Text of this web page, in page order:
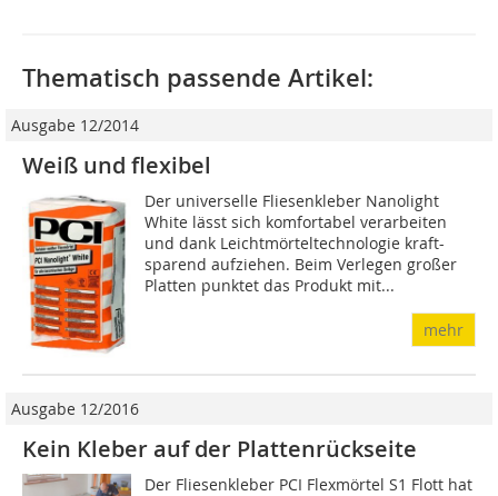
Thematisch passende Artikel:
Ausgabe 12/2014
Weiß und flexibel
Der universelle Fliesenkleber Nanolight
White lässt sich komfortabel verarbeiten
und dank Leichtmörteltechnologie kraft-
sparend aufziehen. Beim Verlegen großer
Platten punktet das Produkt mit...
mehr
Ausgabe 12/2016
Kein Kleber auf der Plattenrückseite
Der Fliesenkleber PCI Flexmörtel S1 Flott hat